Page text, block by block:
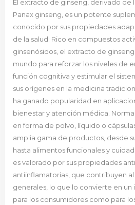
El extracto de ginseng, derivado de
Panax ginseng, es un potente
conocido por sus propiedades
de la salud. Rico en compuestos
ginsenósidos, el extracto de
mundo para reforzar los niveles de
función cognitiva y estimular el
sus orígenes en la medicina
ha ganado popularidad en
bienestar y atención médica.
en forma de polvo, líquido o
amplia gama de productos, desde
hasta alimentos funcionales y
es valorado por sus propiedades
antiinflamatorias, que contribuyen
generales, lo que lo convierte en
para los consumidores como para